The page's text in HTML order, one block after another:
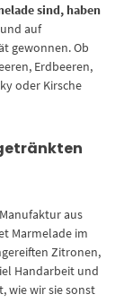
sind, haben
auf
gewonnen. Ob
Erdbeeren,
oder Kirsche
aus
Marmelade im
Zitronen,
Handarbeit und
wie wir sie sonst